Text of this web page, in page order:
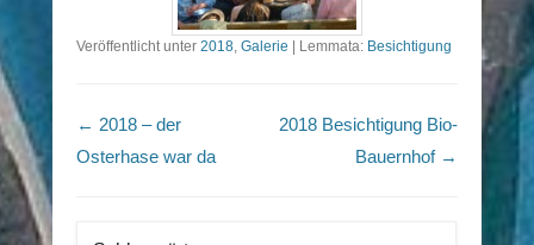
Veröffentlicht unter 2018, Galerie Lemmata: Besichtigung
Beitragsnavigation
← 2018 – der
Osterhase war da
2018 Besichtigung Bio-
Bauernhof →